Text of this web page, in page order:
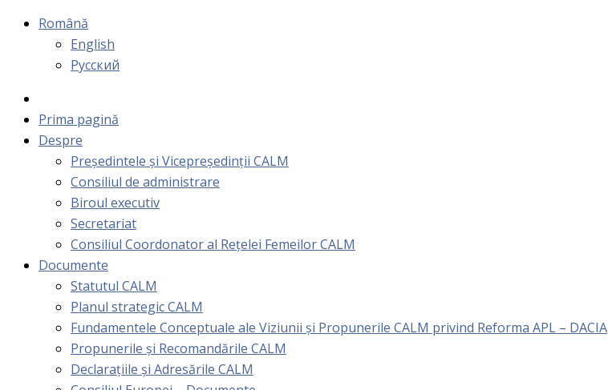
Română
English
Русский
Prima pagină
Despre
Președintele și Vicepreședinții CALM
Consiliul de administrare
Biroul executiv
Secretariat
Consiliul Coordonator al Rețelei Femeilor CALM
Documente
Statutul CALM
Planul strategic CALM
Fundamentele Conceptuale ale Viziunii și Propunerile CALM privind Reforma APL – DACIA
Propunerile și Recomandările CALM
Declarațiile și Adresările CALM